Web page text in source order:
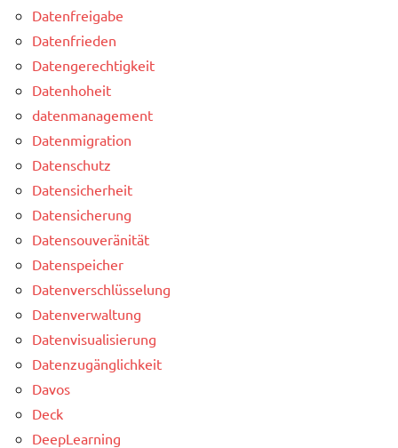
Datenfreigabe
Datenfrieden
Datengerechtigkeit
Datenhoheit
datenmanagement
Datenmigration
Datenschutz
Datensicherheit
Datensicherung
Datensouveränität
Datenspeicher
Datenverschlüsselung
Datenverwaltung
Datenvisualisierung
Datenzugänglichkeit
Davos
Deck
DeepLearning